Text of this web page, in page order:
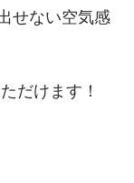
せない空気感
だけます！